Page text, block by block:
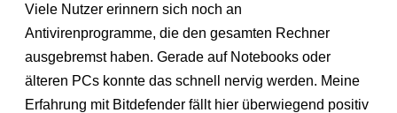
Viele Nutzer erinnern sich noch an
Antivirenprogramme, die den gesamten Rechner
ausgebremst haben. Gerade auf Notebooks oder
älteren PCs konnte das schnell nervig werden. Meine
Erfahrung mit Bitdefender fällt hier überwiegend positiv